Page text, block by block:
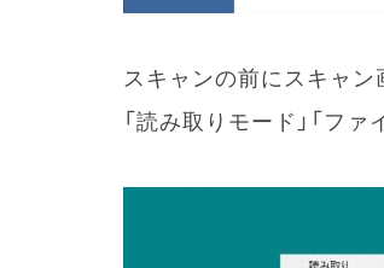
スキャンの前にスキャン
「読み取りモード」「フ